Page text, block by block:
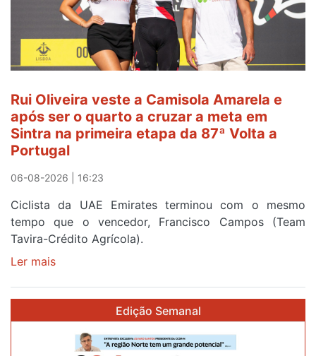
Camisola
Amarela
ao
da
etapa
da
Volta
a
Portugal
Rui Oliveira veste a Camisola Amarela e
após ser o quarto a cruzar a meta em
Sintra na primeira etapa da 87ª Volta a
Portugal
06-08-2026 | 16:23
Ciclista da UAE Emirates terminou com o mesmo
tempo que o vencedor, Francisco Campos (Team
Tavira-Crédito Agrícola).
Ler mais
Camisola
Edição Semanal